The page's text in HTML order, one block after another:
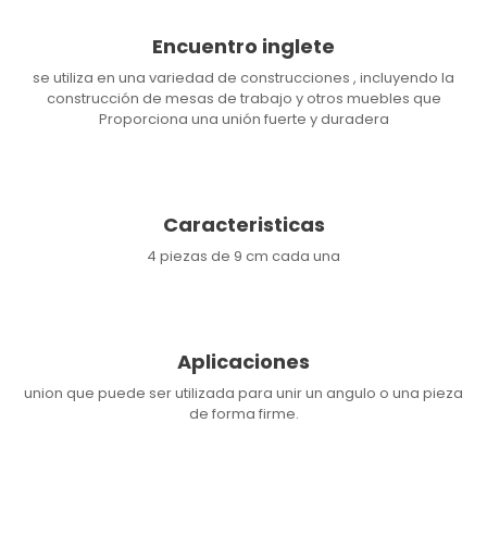
Encuentro inglete
se utiliza en una variedad de construcciones , incluyendo la
construcción de mesas de trabajo y otros muebles que
Proporciona una unión fuerte y duradera
Caracteristicas
4 piezas de 9 cm cada una
Aplicaciones
union que puede ser utilizada para unir un angulo o una pieza
de forma firme.